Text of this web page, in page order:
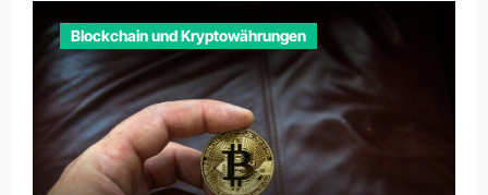
Blockchain und Kryptowährungen